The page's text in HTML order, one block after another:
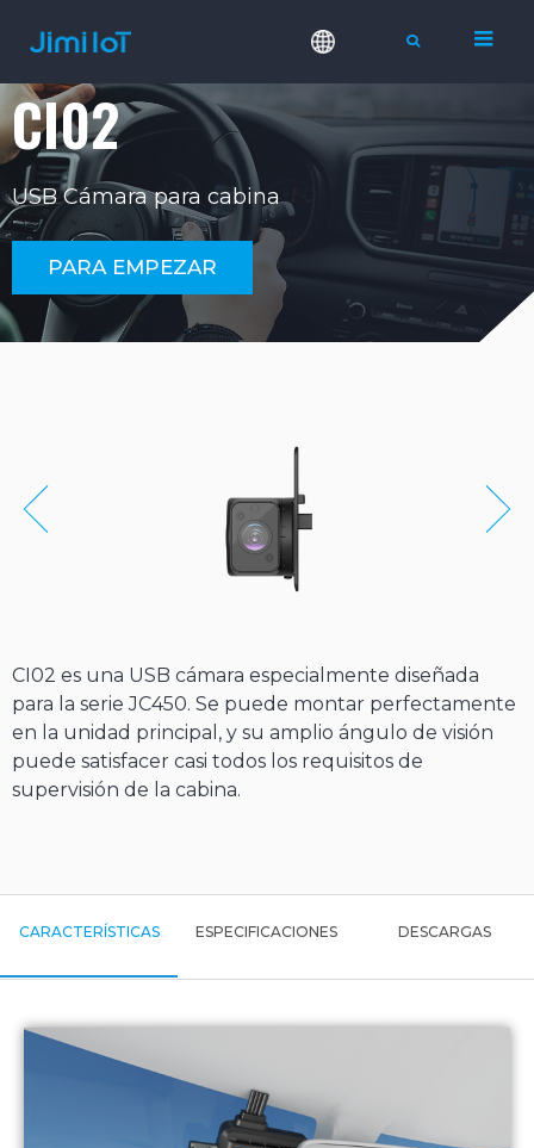
CI02
USB Cámara para cabina
PARA EMPEZAR
CI02 es una USB cámara especialmente diseñada
para la serie JC450. Se puede montar perfectamente
en la unidad principal, y su amplio ángulo de visión
puede satisfacer casi todos los requisitos de
supervisión de la cabina.
CARACTERÍSTICAS ESPECIFICACIONES DESCARGAS